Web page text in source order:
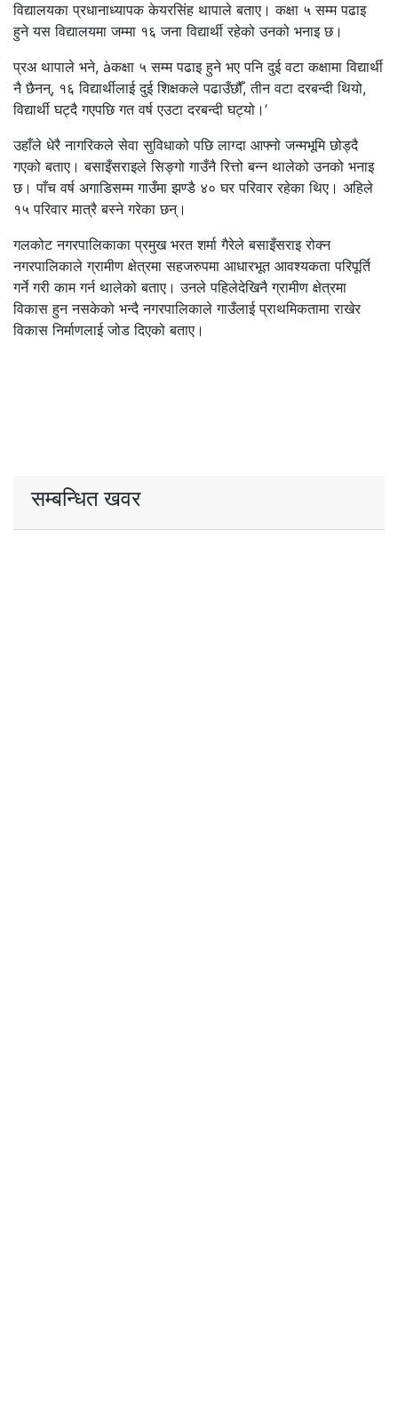
विद्यालयका प्रधानाध्यापक केयरसिंह थापाले बताए। कक्षा ५ सम्म पढाइ
हुने यस विद्यालयमा जम्मा १६ जना विद्यार्थी रहेको उनको भनाइ छ।
प्रअ थापाले भने, àकक्षा ५ सम्म पढाइ हुने भए पनि दुई वटा कक्षामा विद्यार्थी
नै छैनन्, १६ विद्यार्थीलाई दुई शिक्षकले पढाउँछौँ, तीन वटा दरबन्दी थियो,
विद्यार्थी घट्दै गएपछि गत वर्ष एउटा दरबन्दी घट्यो।’
उहाँले धेरै नागरिकले सेवा सुविधाको पछि लाग्दा आफ्नो जन्मभूमि छोड्दै
गएको बताए। बसाइँसराइले सिङ्गो गाउँनै रित्तो बन्न थालेको उनको भनाइ
छ। पाँच वर्ष अगाडिसम्म गाउँमा झण्डै ४० घर परिवार रहेका थिए। अहिले
१५ परिवार मात्रै बस्ने गरेका छन्।
गलकोट नगरपालिकाका प्रमुख भरत शर्मा गैरेले बसाइँसराइ रोक्न
नगरपालिकाले ग्रामीण क्षेत्रमा सहजरुपमा आधारभूत आवश्यकता परिपूर्ति
गर्ने गरी काम गर्न थालेको बताए। उनले पहिलेदेखिनै ग्रामीण क्षेत्रमा
विकास हुन नसकेको भन्दै नगरपालिकाले गाउँलाई प्राथमिकतामा राखेर
विकास निर्माणलाई जोड दिएको बताए।
सम्बन्धित खवर